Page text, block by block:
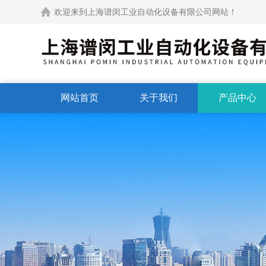
欢迎来到上海谱闵工业自动化设备有限公司网站！
网站首页 关于我们 产品中心